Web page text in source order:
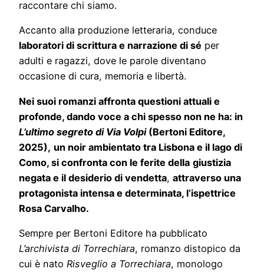
raccontare chi siamo.
Accanto alla produzione letteraria, conduce
laboratori di scrittura e narrazione di sé per
adulti e ragazzi, dove le parole diventano
occasione di cura, memoria e libertà.
Nei suoi romanzi affronta questioni attuali e
profonde, dando voce a chi spesso non ne ha: in
L’ultimo segreto di Via Volpi(Bertoni Editore,
2025), un noir ambientato tra Lisbona e il lago di
Como, si confronta con le ferite della giustizia
negata e il desiderio di vendetta, attraverso una
protagonista intensa e determinata, l’ispettrice
Rosa Carvalho.
Sempre per Bertoni Editore ha pubblicato
L’archivista di Torrechiara, romanzo distopico da
cui è nato Risveglio a Torrechiara, monologo